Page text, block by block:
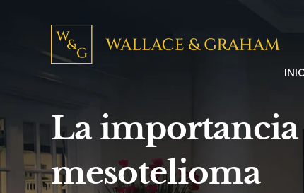
La
mesotelioma